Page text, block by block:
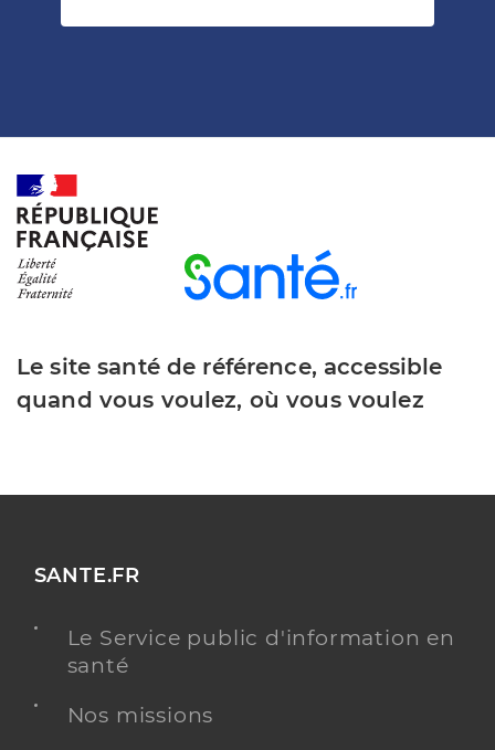
Le site santé de référence, accessible
quand vous voulez, où vous voulez
SANTE.FR
Le Service public d'information en
santé
Nos missions